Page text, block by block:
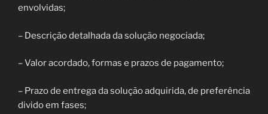
envolvidas;
– Descrição detalhada da solução negociada;
– Valor acordado, formas e prazos de pagamento;
– Prazo de entrega da solução adquirida, de preferência
divido em fases;